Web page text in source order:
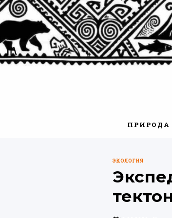
Перейти
содержимому
ПРИРОДА
ОПУБЛИКОВАНО
В
ЭКОЛОГИЯ